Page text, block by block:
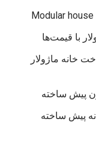
Modular
با قیمت‌ها
خانه ماژولار
پیش ساخته
پیش ساخته